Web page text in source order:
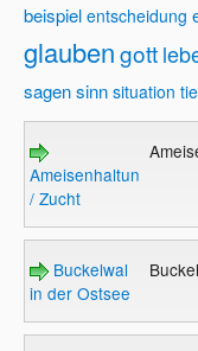
beispiel entscheidung
glaubengott
sagensinn situation
Ameisenhaltung
/ Zucht
Buckelwal
in der Ostsee